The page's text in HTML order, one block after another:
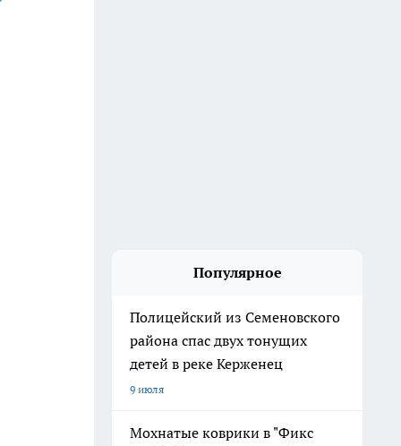
Популярное
Полицейский из Семеновского
района спас двух тонущих
детей в реке Керженец
9 июля
Мохнатые коврики в "Фикс